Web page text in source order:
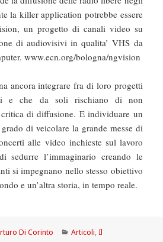
la killer application potrebbe essere
un progetto di canali video su
di audiovisivi in qualita’ VHS da
www.ecn.org/bologna/ngvision
ancora integrare fra di loro progetti
e che da soli rischiano di non
di diffusione. E individuare un
di veicolare la grande messe di
alle video inchieste sul lavoro
sedurre l’immaginario creando le
si impegnano nello stesso obiettivo
e un’altra storia, in tempo reale.
Di Corinto Categorie
Articoli,Il